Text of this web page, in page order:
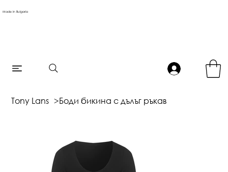
Made in Bulgaria
Tony Lans >Боди бикина с дълъг ръкав